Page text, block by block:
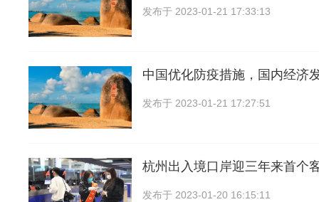
发布于 2023-01-21 17:33:13
中国优化防疫措施，国内经济
发布于 2023-01-21 17:27:51
杭州出入境口岸迎三年来首个
发布于 2023-01-20 16:15:11